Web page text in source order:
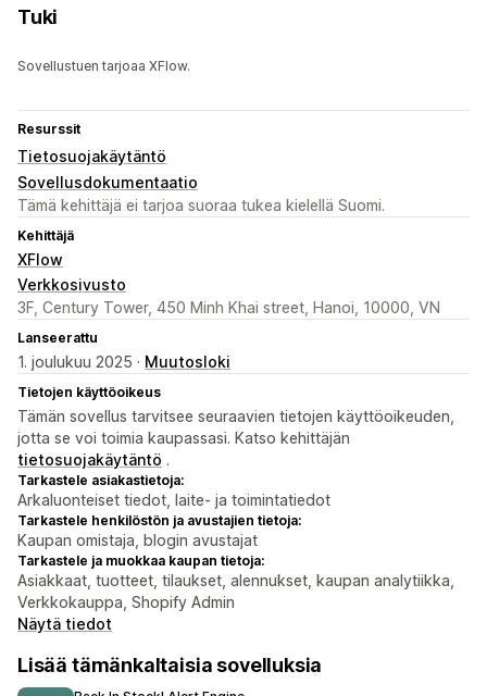
Tuki
Sovellustuen tarjoaa XFlow.
Resurssit
Tietosuojakäytäntö
Sovellusdokumentaatio
Tämä kehittäjä ei tarjoa suoraa tukea kielellä Suomi.
Kehittäjä
XFlow
Verkkosivusto
3F, Century Tower, 450 Minh Khai street, Hanoi, 10000, VN
Lanseerattu
1. joulukuu 2025 · Muutosloki
Tietojen käyttöoikeus
Tämän sovellus tarvitsee seuraavien tietojen käyttöoikeuden,
jotta se voi toimia kaupassasi. Katso kehittäjän
tietosuojakäytäntö .
Tarkastele asiakastietoja:
Arkaluonteiset tiedot, laite- ja toimintatiedot
Tarkastele henkilöstön ja avustajien tietoja:
Kaupan omistaja, blogin avustajat
Tarkastele ja muokkaa kaupan tietoja:
Asiakkaat, tuotteet, tilaukset, alennukset, kaupan analytiikka,
Verkkokauppa, Shopify Admin
Näytä tiedot
Lisää tämänkaltaisia sovelluksia